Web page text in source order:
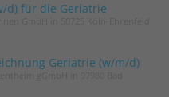
d) für die Geriatrie
Geriatrie (w/m/d)